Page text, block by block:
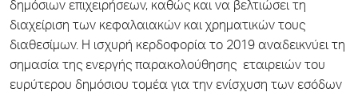
δημόσιων επιχειρήσεων, καθώς και να βελτιώσει τη
διαχείριση των κεφαλαιακών και χρηματικών τους
διαθεσίμων. Η ισχυρή κερδοφορία το 2019 αναδεικνύει τη
σημασία της ενεργής παρακολούθησης εταιρειών του
ευρύτερου δημόσιου τομέα για την ενίσχυση των εσόδων